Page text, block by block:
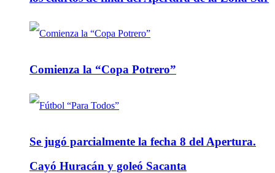
Comienza la “Copa Potrero”
Se jugó parcialmente la fecha 8 del Apertura.
Cayó Huracán y goleó Sacanta